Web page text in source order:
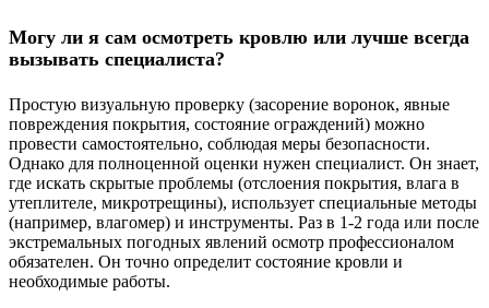
Могу ли я сам осмотреть кровлю или лучше всегда
вызывать специалиста?
Простую визуальную проверку (засорение воронок, явные
повреждения покрытия, состояние ограждений) можно
провести самостоятельно, соблюдая меры безопасности.
Однако для полноценной оценки нужен специалист. Он знает,
где искать скрытые проблемы (отслоения покрытия, влага в
утеплителе, микротрещины), использует специальные методы
(например, влагомер) и инструменты. Раз в 1-2 года или после
экстремальных погодных явлений осмотр профессионалом
обязателен. Он точно определит состояние кровли и
необходимые работы.